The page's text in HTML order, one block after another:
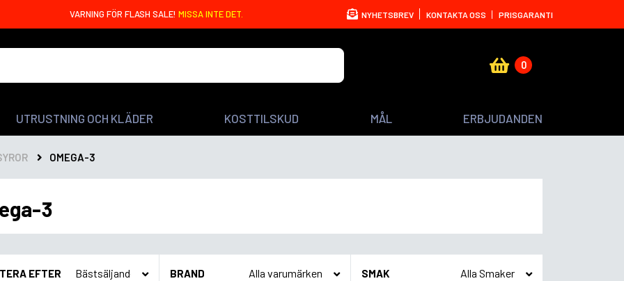
VARNING FÖR FLASH SALE! MISSA INTE DET. NYHETSBREV KONTAKTA OSS PRISGARANTI
0
UTRUSTNING OCH KLÄDER KOSTTILSKUD MÅL ERBJUDANDEN
OMEGA-3
3
EFTER BRAND SMAK